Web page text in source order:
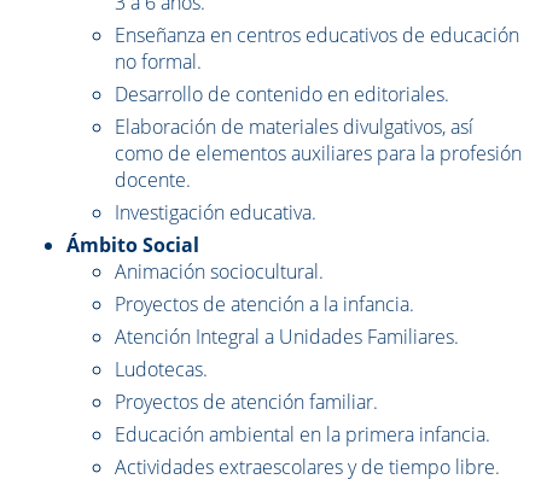
Enseñanza en centros educativos de educación
no formal.
Desarrollo de contenido en editoriales.
Elaboración de materiales divulgativos, así
como de elementos auxiliares para la profesión
docente.
Investigación educativa.
Ámbito Social
Animación sociocultural.
Proyectos de atención a la infancia.
Atención Integral a Unidades Familiares.
Ludotecas.
Proyectos de atención familiar.
Educación ambiental en la primera infancia.
Actividades extraescolares y de tiempo libre.